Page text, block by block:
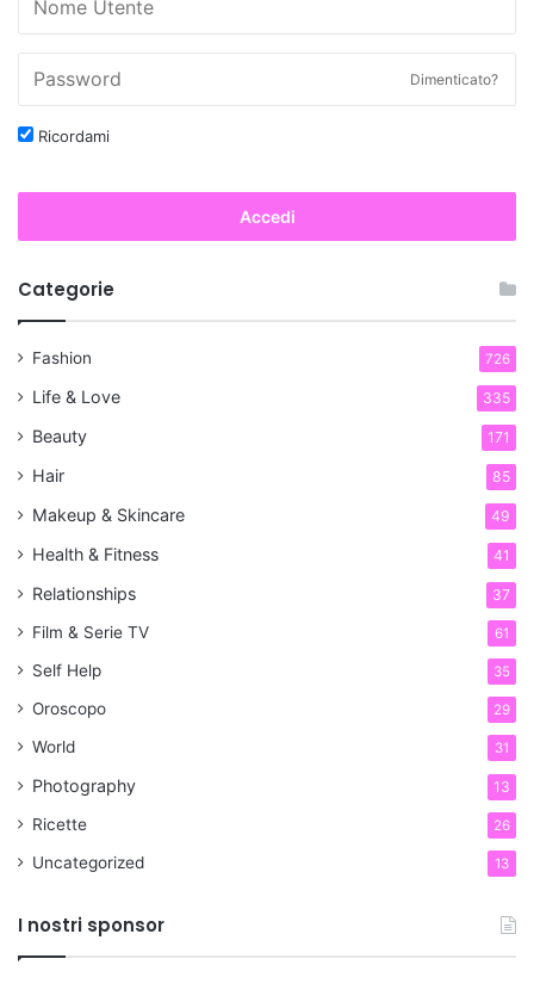
Dimenticato?
Ricordami
Accedi
Categorie
Fashion 726
Life & Love 335
Beauty 171
Hair 85
Makeup & Skincare 49
Health & Fitness 41
Relationships 37
Film & Serie TV 61
Self Help 35
Oroscopo 29
World 31
Photography 13
Ricette 26
Uncategorized 13
I nostri sponsor